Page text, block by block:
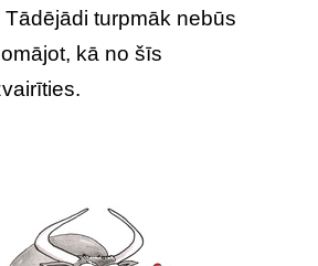
turpmāk nebūs
kā no šīs